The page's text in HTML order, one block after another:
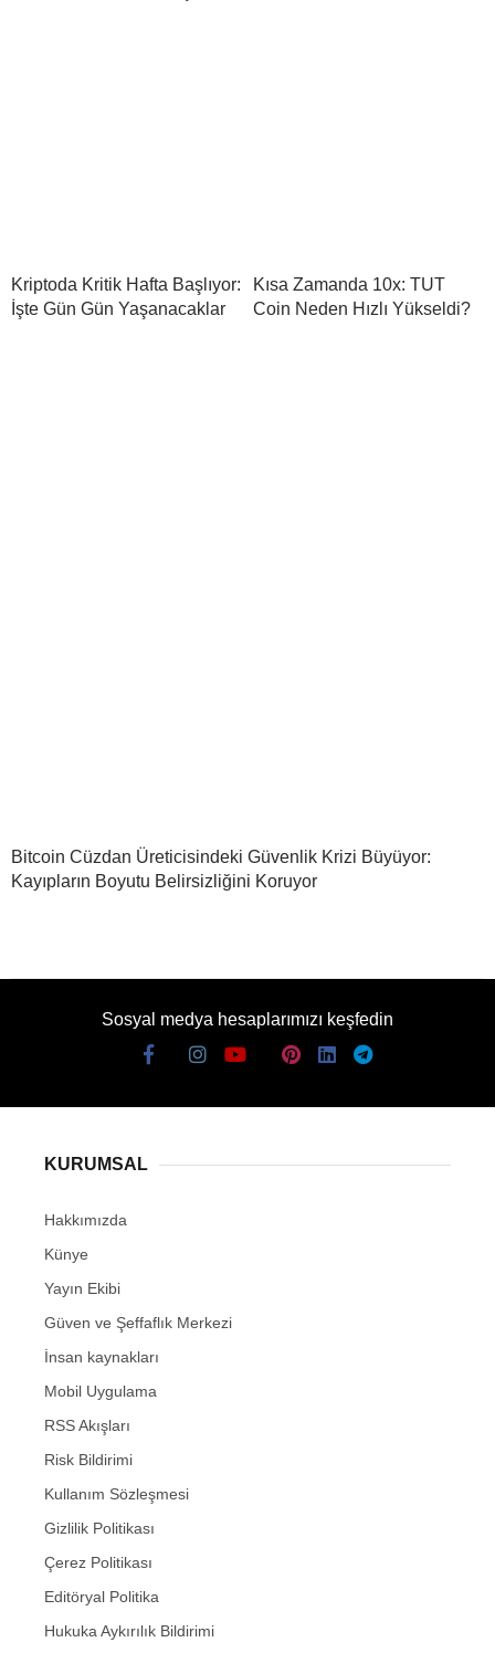
Kriptoda Kritik Hafta Başlıyor:
İşte Gün Gün Yaşanacaklar
Kısa Zamanda 10x: TUT
Coin Neden Hızlı Yükseldi?
Bitcoin Cüzdan Üreticisindeki Güvenlik Krizi Büyüyor:
Kayıpların Boyutu Belirsizliğini Koruyor
Sosyal medya hesaplarımızı keşfedin
KURUMSAL
Hakkımızda
Künye
Yayın Ekibi
Güven ve Şeffaflık Merkezi
İnsan kaynakları
Mobil Uygulama
RSS Akışları
Risk Bildirimi
Kullanım Sözleşmesi
Gizlilik Politikası
Çerez Politikası
Editöryal Politika
Hukuka Aykırılık Bildirimi